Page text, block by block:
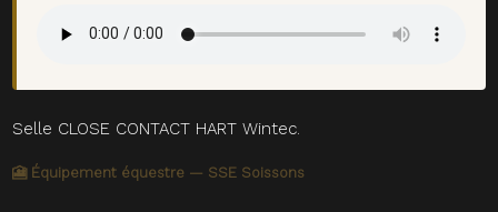
Selle CLOSE CONTACT HART Wintec.
🎦 Équipement équestre — SSE Soissons